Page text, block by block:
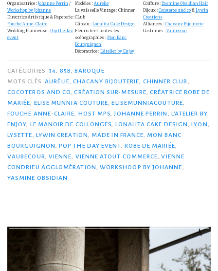
Organisatrice : Johanne Perrin /
Workshop by Johanne
Directrice Artistique & Papeterie :
Fouche Anne-Claire
Wedding Planneuse : Pop the day
event
Modèles :Aurelie
La vaisselle Vintage : Chinner
CLub
Gâteau :Lonalita Cake Design
Fleuriste et toutes les
scénographies :Mon Banc
Bourguignon
Décoratrice :L’Atelier by Enjoy
Coiffure : Yasmine Obsidian Hair
Bijoux : Cocoteros and co& Lywin
Creations
Alliances : Chavany Bijouterie
Costumes : Vaubecour
CATÉGORIES 34, 85B,BAROQUE
MOTS CLÉS AURÉLIE, CHACANY BIJOUTERIE, CHINNER CLUB ,
COCOTEROS AND CO,CRÉATION SUR-MESURE,CRÉATRICE ROBE DE
MARIÉE, ELISE MUNNIA COUTURE,ELISEMUNNIACOUTURE,
FOUCHE ANNE-CLAIRE, HOST MPS,JOHANNE PERRIN , L'ATELIER BY
ENJOY, LE MANOIR DE COLLONGES, LONALITA CAKE DESIGN,LYON,
LYSETTE, LYWIN CREATION, MADE IN FRANCE, MON BANC
BOURGUIGNON,POP THE DAY EVENT, ROBE DE MARIÉE,
VAUBECOUR, VIENNE, VIENNE ATOUT COMMERCE,VIENNE
CONDRIEU AGGLOMÉRATION, WORKSHOOP BY JOHANNE,
YASMINE OBSIDIAN